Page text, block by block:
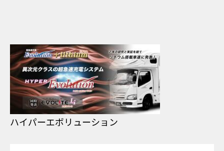
ハイパーエボリューション